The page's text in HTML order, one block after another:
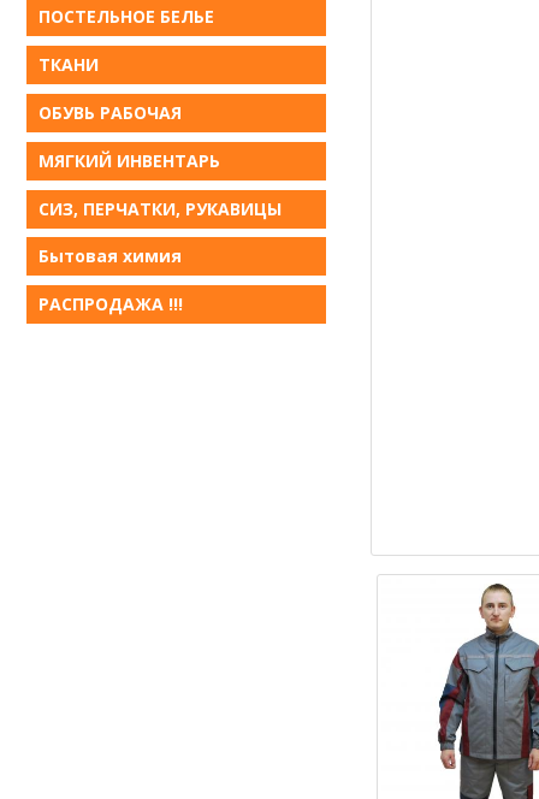
ПОСТЕЛЬНОЕ БЕЛЬE
ТКАНИ
ОБУВЬ РАБОЧАЯ
МЯГКИЙ ИНВЕНТАРЬ
СИЗ, ПЕРЧАТКИ, РУКАВИЦЫ
Бытовая химия
РАСПРОДАЖА !!!